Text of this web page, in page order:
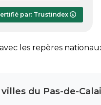
par: Trustindex
les repères
du Pas-de-